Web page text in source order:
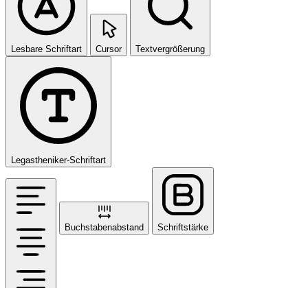
Lesbare Schriftart Cursor Textvergrößerung
Legastheniker-Schriftart
Buchstabenabstand Schriftstärke